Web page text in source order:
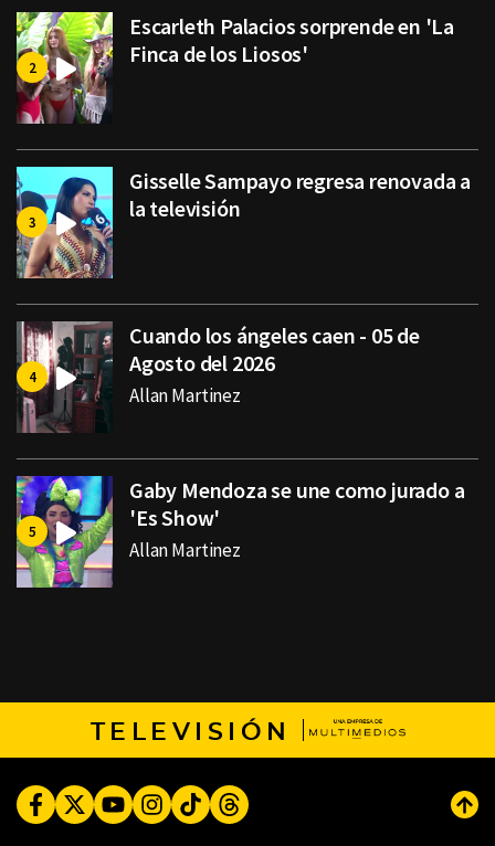
Escarleth Palacios sorprende en 'La
Finca de los Liosos'
Gisselle Sampayo regresa renovada a
la televisión
Cuando los ángeles caen - 05 de
Agosto del 2026
Allan Martinez
Gaby Mendoza se une como jurado a
'Es Show'
Allan Martinez
TELEVISIÓN
FacebookTwitterYoutubeInstagram
TikTokThreads